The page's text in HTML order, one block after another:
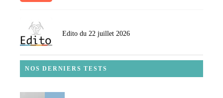
Edito du 22 juillet 2026
NOS DERNIERS TESTS